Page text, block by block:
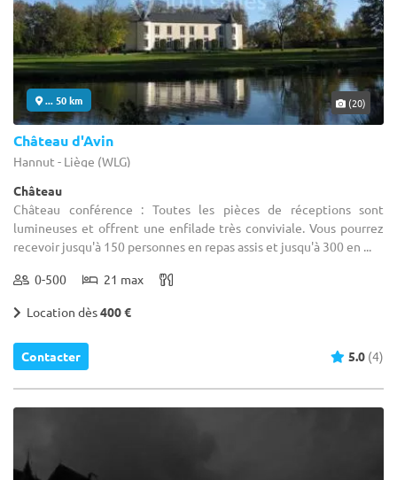
... 50 km (20)
Château d'Avin
Hannut - Liège (WLG)
Château
Château conférence : Toutes les pièces de réceptions sont
lumineuses et offrent une enfilade très conviviale. Vous pourrez
recevoir jusqu'à 150 personnes en repas assis et jusqu'à 300 en ...
0-500 21 max
Location dès400 €
Contacter 5.0 (4)